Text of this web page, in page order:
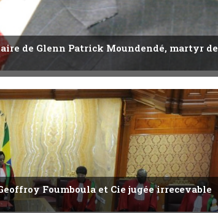
de Glenn Patrick Moundendé, martyr de
Foumboula et Cie jugée irrecevable